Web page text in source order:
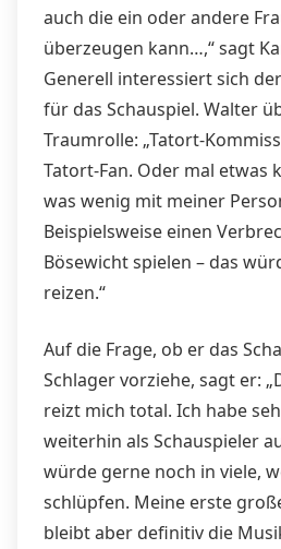
auch die ein oder andere
überzeugen kann…,“ sagt
Generell interessiert sich
für das Schauspiel. Walter
Traumrolle: „Tatort-
Tatort-Fan. Oder mal etwas
was wenig mit meiner
Beispielsweise einen
Bösewicht spielen – das
reizen.“
Auf die Frage, ob er das
Schlager vorziehe, sagt er:
reizt mich total. Ich habe
weiterhin als Schauspieler
würde gerne noch in viele,
schlüpfen. Meine erste
bleibt aber definitiv die